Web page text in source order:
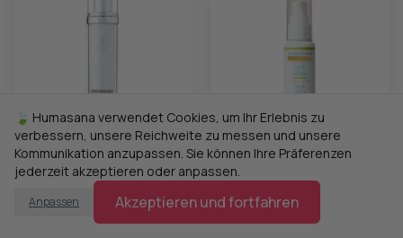
77,00 €
Maison Delarom
Creme Infini White
58,00 €
Himbeer-Lifting-
Serum
🍃 Humasana verwendet Cookies, um Ihr Erlebnis zu
verbessern, unsere Reichweite zu messen und unsere
Kommunikation anzupassen. Sie können Ihre Präferenzen
jederzeit akzeptieren oder anpassen.
Anpassen Akzeptieren und fortfahren